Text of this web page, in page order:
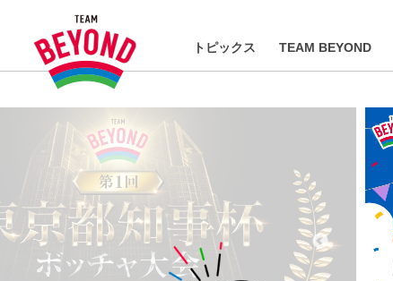
トピックス TEAM BEYOND